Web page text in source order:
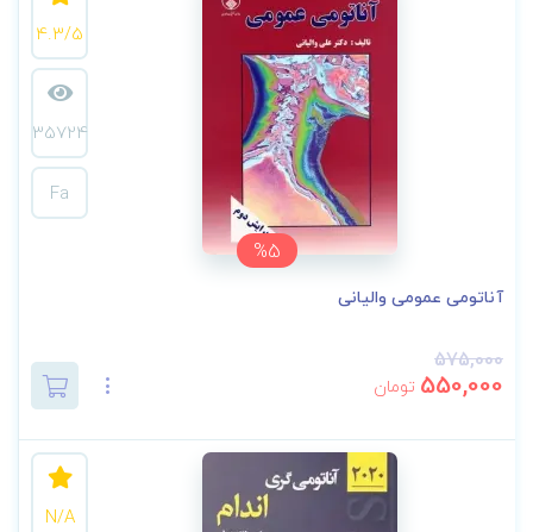
%5
4.3/5
35724
Fa
آناتومی عمومی والیانی
575,000
550,000 تومان
N/A